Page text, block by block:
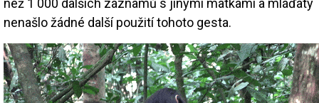
než 1 000 dalších záznamů s jinými matkami a mláďaty
nenašlo žádné další použití tohoto gesta.